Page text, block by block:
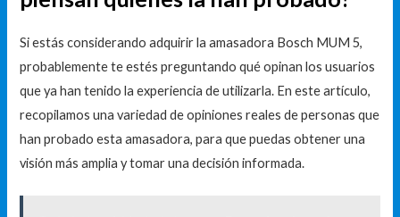
Si estás considerando adquirir la amasadora Bosch MUM 5,
probablemente te estés preguntando qué opinan los usuarios
que ya han tenido la experiencia de utilizarla. En este artículo,
recopilamos una variedad de opiniones reales de personas que
han probado esta amasadora, para que puedas obtener una
visión más amplia y tomar una decisión informada.